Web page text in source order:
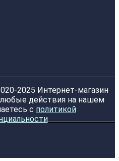
2025 Интернет-магазин
действия на нашем
с политикой